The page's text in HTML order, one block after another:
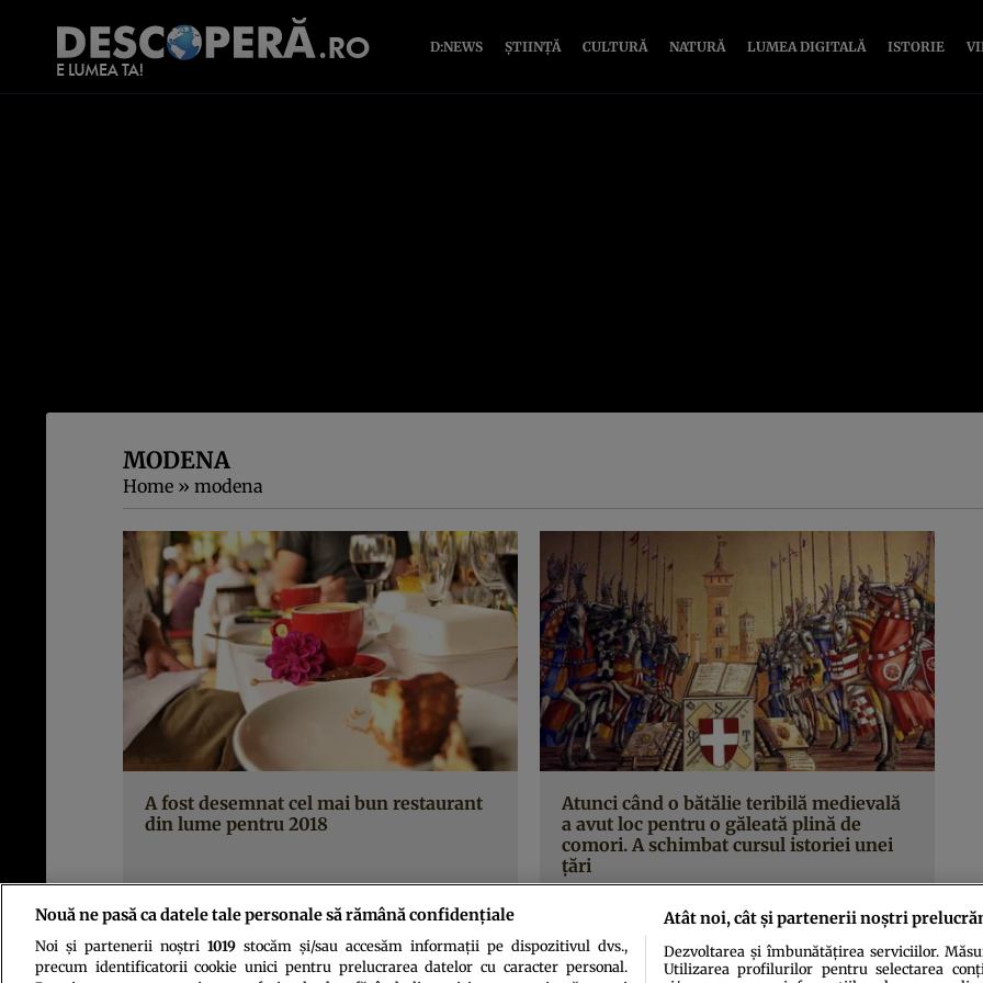
D:NEWS ȘTIINȚĂ CULTURĂ NATURĂ LUMEA DIGITALĂ ISTORIE
MODENA
Home » modena
A fost desemnat cel mai bun restaurant
din lume pentru 2018
Atunci când o bătălie teribilă medievală
a avut loc pentru o găleată plină de
comori. A schimbat cursul istoriei unei
ţări
Nouă ne pasă ca datele tale personale să rămână confidențiale
Noi și partenerii noștri 1019stocăm și/sau accesăm informații pe dispozitivul dvs.,
precum identificatorii cookie unici pentru prelucrarea datelor cu caracter personal.
Atât noi, cât și partenerii noștri
Dezvoltarea și îmbunătățirea serviciilor.
Utilizarea profilurilor pentru selectarea